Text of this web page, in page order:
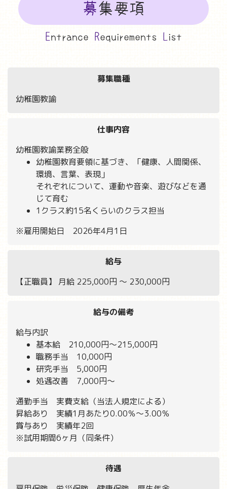
募集要項
Entrance Requirements L ist
募集職種
幼稚園教諭
仕事内容
幼稚園教諭業務全般
幼稚園教育要領に基づき、「健康、人間関係、
環境、言葉、表現」
それぞれについて、運動や音楽、遊びなどを通
じて育む
1クラス約15名くらいのクラス担当
※雇用開始日 2026年4月1日
給与
【正職員】 月給 225,000円 〜 230,000円
給与の備考
給与内訳
基本給 210,000円～215,000円
職務手当 10,000円
研究手当 5,000円
処遇改善 7,000円～
通勤手当 実費支給（当法人規定による）
昇給あり 実績1月あたり0.00％～3.00％
賞与あり 実績年2回
※試用期間6ヶ月（同条件）
待遇